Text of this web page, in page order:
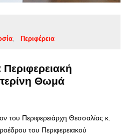
Περιφέρεια
Θωμά
του Περιφερειάρχη Θεσσαλίας κ.
του Περιφερειακού